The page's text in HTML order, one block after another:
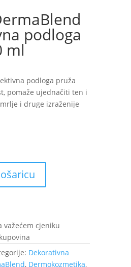
podloga
ml
podloga pruža
pomaže ujednačiti ten i
i druge izraženije
važećem cjeniku
Dekorativna
, Dermokozmetika,